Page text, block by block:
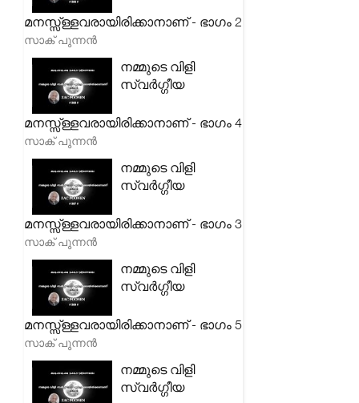
മനസ്സ്ള്ളവരായിരിക്കാനാണ് - ഭാഗം 2
സാക് പുന്നൻ
നമ്മുടെ വിളി
സ്വർഗ്ഗീയ
മനസ്സ്ള്ളവരായിരിക്കാനാണ് - ഭാഗം 4
സാക് പുന്നൻ
നമ്മുടെ വിളി
സ്വർഗ്ഗീയ
മനസ്സ്ള്ളവരായിരിക്കാനാണ് - ഭാഗം 3
സാക് പുന്നൻ
നമ്മുടെ വിളി
സ്വർഗ്ഗീയ
മനസ്സ്ള്ളവരായിരിക്കാനാണ് - ഭാഗം 5
സാക് പുന്നൻ
നമ്മുടെ വിളി
സ്വർഗ്ഗീയ